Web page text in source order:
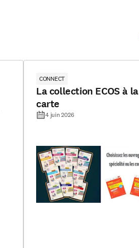
CONNECT
La collection ECOS à la
carte
4 juin 2026